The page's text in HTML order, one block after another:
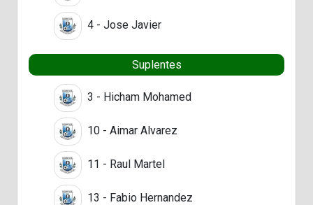
4 - Jose Javier
Suplentes
3 - Hicham Mohamed
10 - Aimar Alvarez
11 - Raul Martel
13 - Fabio Hernandez